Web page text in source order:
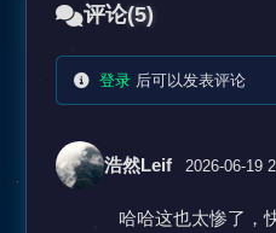
评论(5)
登录后可以发表评论
浩然Leif 2026-06-19
哈哈这也太惨了，